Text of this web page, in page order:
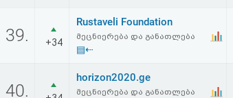
39. +34
Rustaveli Foundation
მეცნიერება და განათლება
▤⇠
40.
horizon2020.ge
მეცნიერება და განათლება